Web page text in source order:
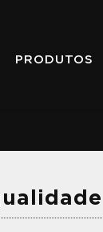
PRODUTOS